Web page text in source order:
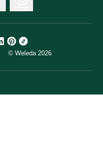
© Weleda 2026